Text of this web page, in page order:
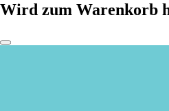
Wird zum Warenkorb